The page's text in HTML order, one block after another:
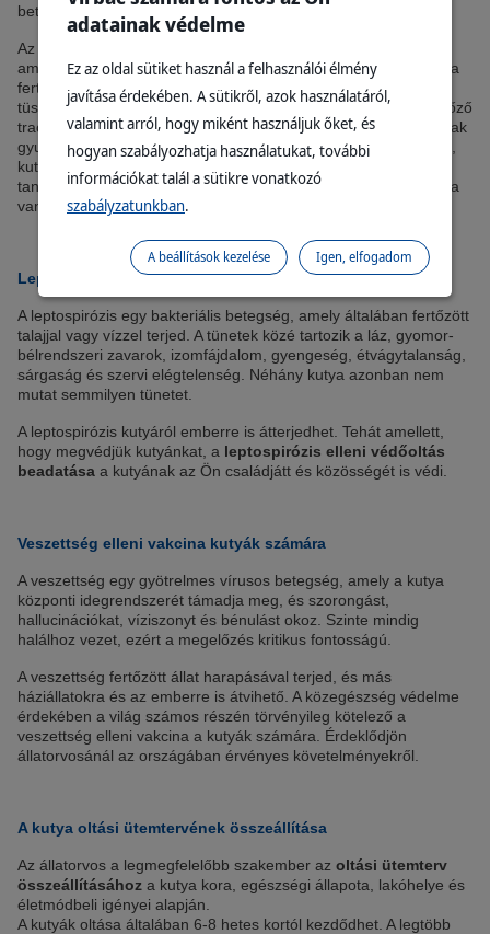
betegségeket DHP-vakcinával előzzük meg.
Az állatorvos ehelyett javasolhat
amely a fenti betegségek és a parainfluenza ellen hatásos. Ez a
fertőző légúti vírus influenzaszerű tüneteket, például köhögést,
tüsszögést, lázat és levertséget okoz. Ez az egyik fő oka a fertőző
tracheobronchitisnek vagy kennelköhögésnek is, amely a légutak
gyulladását okozza. Ha kutyáját rendszeresen kennelben tartja,
kutyanapközit vesz igénybe, vagy ha kutyáját csoportos
tanfolyamokra íratja be, általában parainfluenza elleni vakcinára
van szükség.
Leptospirózis elleni vakcina kutyák számára
A leptospirózis egy bakteriális betegség, amely általában fertőzött
talajjal vagy vízzel terjed. A tünetek közé tartozik a láz, gyomor-
bélrendszeri zavarok, izomfájdalom, gyengeség, étvágytalanság,
sárgaság és szervi elégtelenség. Néhány kutya azonban nem
mutat semmilyen tünetet.
A leptospirózis kutyáról emberre is átterjedhet. Tehát amellett,
hogy megvédjük kutyánkat, a leptospirózis elleni védőoltás
beadatása a kutyának az Ön családjátt és közösségét is védi.
Veszettség elleni vakcina kutyák számára
A veszettség egy gyötrelmes vírusos betegség, amely a kutya
központi idegrendszerét támadja meg, és szorongást,
hallucinációkat, víziszonyt és bénulást okoz. Szinte mindig
halálhoz vezet, ezért a megelőzés kritikus fontosságú.
A veszettség fertőzött állat harapásával terjed, és más
háziállatokra és az emberre is átvihető. A közegészség védelme
érdekében a világ számos részén törvényileg kötelező a
veszettség elleni vakcina a kutyák számára. Érdeklődjön
állatorvosánál az országában érvényes követelményekről.
A kutya oltási ütemtervének összeállítása
Az állatorvos a legmegfelelőbb szakember az oltási ütemterv
összeállításához a kutya kora, egészségi állapota, lakóhelye és
életmódbeli igényei alapján.
A kutyák oltása általában 6-8 hetes kortól kezdődhet. A legtöbb
adatainak védelme
Ez az oldal sütiket használ a felhasználói élmény
javítása érdekében. A sütikről, azok használatáról,
valamint arról, hogy miként használjuk őket, és
hogyan szabályozhatja használatukat, további
információkat talál a sütikre vonatkozó
szabályzatunkban.
Igen, elfogadom
A beállítások kezelése